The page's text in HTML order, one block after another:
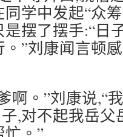
学中发起“众
摆了摆手:“日
”刘康闻言顿
啊。”刘康说,“
,对不起我岳
。”